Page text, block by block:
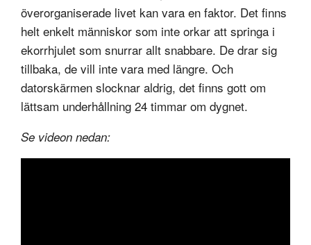
överorganiserade livet kan vara en faktor. Det finns
helt enkelt människor som inte orkar att springa i
ekorrhjulet som snurrar allt snabbare. De drar sig
tillbaka, de vill inte vara med längre. Och
datorskärmen slocknar aldrig, det finns gott om
lättsam underhållning 24 timmar om dygnet.
Se videon nedan: